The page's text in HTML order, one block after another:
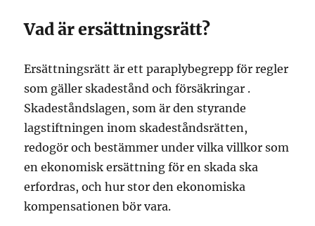
Vad är ersättningsrätt?
Ersättningsrätt är ett paraplybegrepp för regler
som gäller skadestånd och försäkringar .
Skadeståndslagen, som är den styrande
lagstiftningen inom skadeståndsrätten,
redogör och bestämmer under vilka villkor som
en ekonomisk ersättning för en skada ska
erfordras, och hur stor den ekonomiska
kompensationen bör vara.